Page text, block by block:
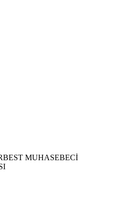
MUHASEBECİ